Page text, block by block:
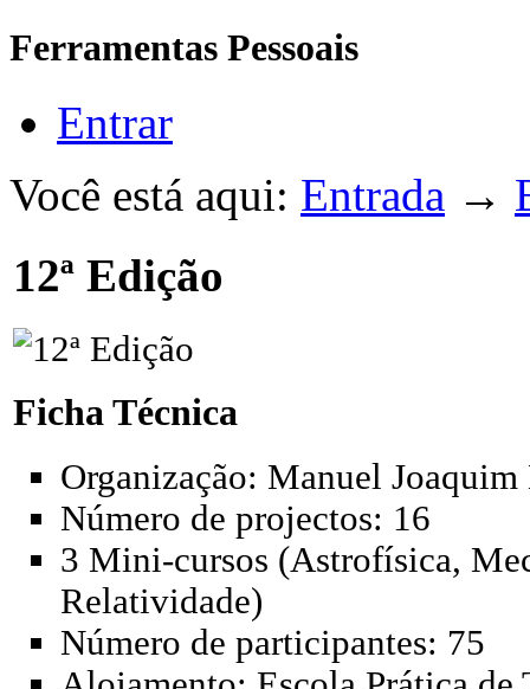
Ferramentas Pessoais
Entrar
Você está aqui: Entrada →
12ª Edição
Ficha Técnica
Organização: Manuel Joaquim
Número de projectos: 16
3 Mini-cursos (Astrofísica,
Relatividade)
Número de participantes: 75